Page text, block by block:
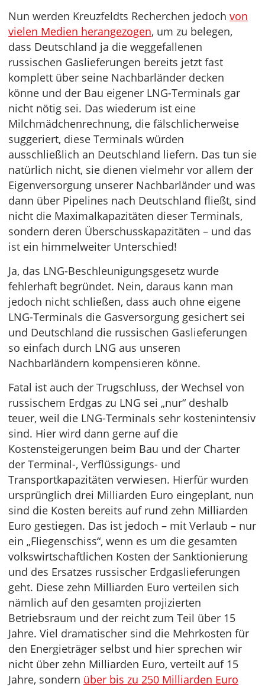
Nun werden Kreuzfeldts Recherchen jedoch von
vielen Medien herangezogen, um zu belegen,
dass Deutschland ja die weggefallenen
russischen Gaslieferungen bereits jetzt fast
komplett über seine Nachbarländer decken
könne und der Bau eigener LNG-Terminals gar
nicht nötig sei. Das wiederum ist eine
Milchmädchenrechnung, die fälschlicherweise
suggeriert, diese Terminals würden
ausschließlich an Deutschland liefern. Das tun sie
natürlich nicht, sie dienen vielmehr vor allem der
Eigenversorgung unserer Nachbarländer und was
dann über Pipelines nach Deutschland fließt, sind
nicht die Maximalkapazitäten dieser Terminals,
sondern deren Überschusskapazitäten – und das
ist ein himmelweiter Unterschied!
Ja, das LNG-Beschleunigungsgesetz wurde
fehlerhaft begründet. Nein, daraus kann man
jedoch nicht schließen, dass auch ohne eigene
LNG-Terminals die Gasversorgung gesichert sei
und Deutschland die russischen Gaslieferungen
so einfach durch LNG aus unseren
Nachbarländern kompensieren könne.
Fatal ist auch der Trugschluss, der Wechsel von
russischem Erdgas zu LNG sei „nur“ deshalb
teuer, weil die LNG-Terminals sehr kostenintensiv
sind. Hier wird dann gerne auf die
Kostensteigerungen beim Bau und der Charter
der Terminal-, Verflüssigungs- und
Transportkapazitäten verwiesen. Hierfür wurden
ursprünglich drei Milliarden Euro eingeplant, nun
sind die Kosten bereits auf rund zehn Milliarden
Euro gestiegen. Das ist jedoch – mit Verlaub – nur
ein „Fliegenschiss“, wenn es um die gesamten
volkswirtschaftlichen Kosten der Sanktionierung
und des Ersatzes russischer Erdgaslieferungen
geht. Diese zehn Milliarden Euro verteilen sich
nämlich auf den gesamten projizierten
Betriebsraum und der reicht zum Teil über 15
Jahre. Viel dramatischer sind die Mehrkosten für
den Energieträger selbst und hier sprechen wir
nicht über zehn Milliarden Euro, verteilt auf 15
Jahre, sondern über bis zu 250 Milliarden Euro